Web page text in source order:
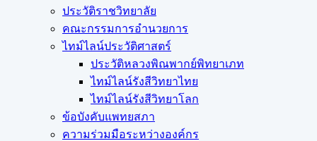
ประวัติราชวิทยาลัย
คณะกรรมการอำนวยการ
ไทม์ไลน์ประวัติศาสตร์
ประวัติหลวงพิณพากย์พิทยาเภท
ไทม์ไลน์รังสีวิทยาไทย
ไทม์ไลน์รังสีวิทยาโลก
ข้อบังคับแพทยสภา
ความร่วมมือระหว่างองค์กร